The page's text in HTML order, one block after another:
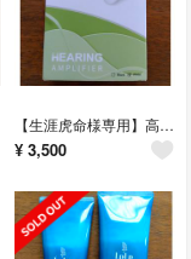
【生涯虎命様専用】高齢者ワイヤレスイヤホン
¥ 3,500